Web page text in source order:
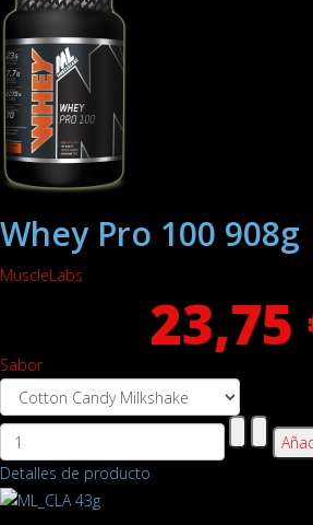
Whey Pro 100 908g
MuscleLabs
23,75
Sabor
Detalles de producto